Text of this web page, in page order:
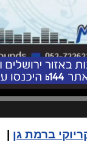
ברמת גן